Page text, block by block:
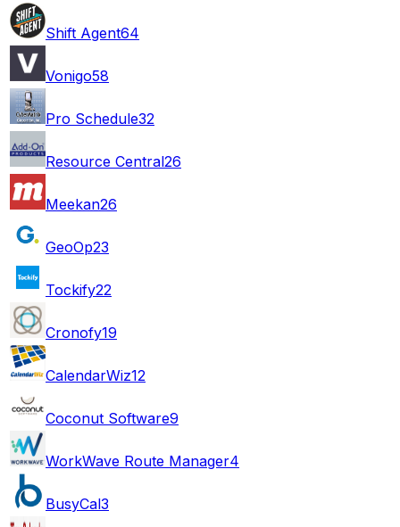
Shift Agent64
Vonigo58
Pro Schedule32
Resource Central26
Meekan26
GeoOp23
Tockify22
Cronofy19
CalendarWiz12
Coconut Software9
WorkWave Route Manager4
BusyCal3